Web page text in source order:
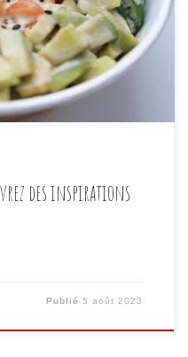
ou même une
recette parfaite peut
pas, car dans cet
des inspirations
Publié5 août 2023